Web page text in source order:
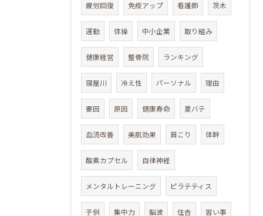
疲労回復 免疫アップ 看護師 茨木
運動 体操 中小企業 取り組み
健康経営 整骨院 ランキング
寝屋川 冷え性 パーソナル 理由
要因 原因 健康寿命 夏バテ
血流改善 美肌効果 肩こり 体幹
酸素カプセル 自律神経
メンタルトレーニング ピラテティス
子供 集中力 脳波 住𠮷 習い事